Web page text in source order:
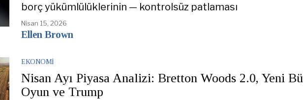
borç yükümlülüklerinin — kontrolsüz patlaması
Nisan 15, 2026
Ellen Brown
EKONOMI
Nisan Ayı Piyasa Analizi: Bretton Woods 2.0, Yeni
Oyun ve Trump